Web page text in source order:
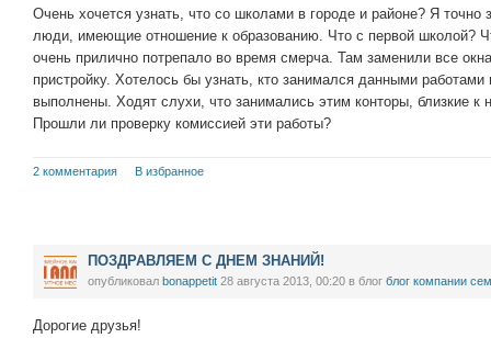
Очень хочется узнать, что со школами в городе и районе? Я
люди, имеющие отношение к образованию. Что с первой школой?
очень прилично потрепало во время смерча. Там заменили все
пристройку. Хотелось бы узнать, кто занимался данными
выполнены. Ходят слухи, что занимались этим конторы, близкие к
Прошли ли проверку комиссией эти работы?
2 комментария В избранное
ПОЗДРАВЛЯЕМ С ДНЕМ ЗНАНИЙ!
опубликовал bonappetit 28 августа 2013, 00:20 в блог блог компании
Дорогие друзья!